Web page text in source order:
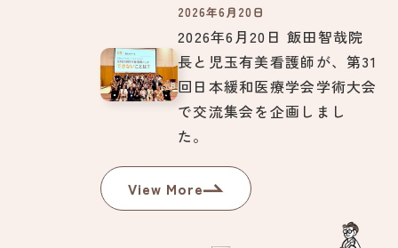
2026年6月20日
2026年6月20日 飯田智哉院
長と児玉有美看護師が、第31
回日本緩和医療学会学術大会
で交流集会を企画しまし
た。
View More